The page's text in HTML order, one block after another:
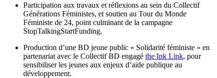
Participation aux travaux et réflexions au sein du Collectif
Générations Féministes, et soutien au Tour du Monde
Féministe de 24, point culminant de la campagne
StopTalkingStartFunding.
Production d’une BD jeune public « Solidarité féministe » en
partenariat avec le Collectif BD engagé the Ink Link, pour
sensibiliser les jeunes aux enjeux d’aide publique au
développement.